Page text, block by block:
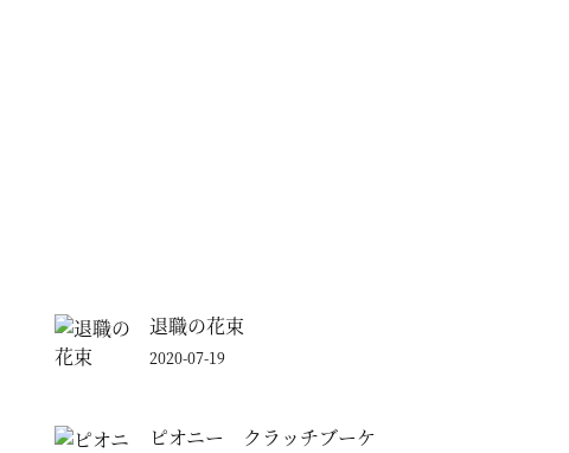
退職の花束
2020-07-19
ピオニー クラッチブーケ